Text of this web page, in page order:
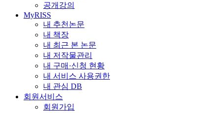
공개강의
MyRISS
내 추천논문
내 책장
내 최근 본 논문
내 저작물관리
내 구매·신청 현황
내 서비스 사용권한
내 관심 DB
회원서비스
회원가입